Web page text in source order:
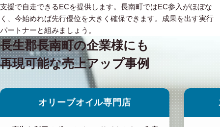
支援で自走できるECを提供します。長南町ではEC参入がほぼな
く、今始めれば先行優位を大きく確保できます。成果を出す実行
パートナーと組みましょう。
長生郡長南町の企業様にも
再現可能な売上アップ事例
オリーブオイル専門店